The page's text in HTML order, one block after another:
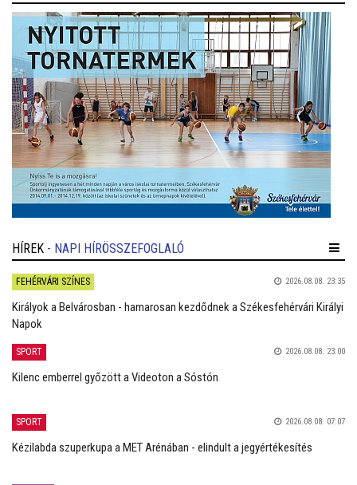
HÍREK - NAPI HÍRÖSSZEFOGLALÓ
FEHÉRVÁRI SZÍNES 2026.08.08. 23:35
Királyok a Belvárosban - hamarosan kezdődnek a Székesfehérvári Királyi
Napok
SPORT 2026.08.08. 23:00
Kilenc emberrel győzött a Videoton a Sóstón
SPORT 2026.08.08. 07:07
Kézilabda szuperkupa a MET Arénában - elindult a jegyértékesítés